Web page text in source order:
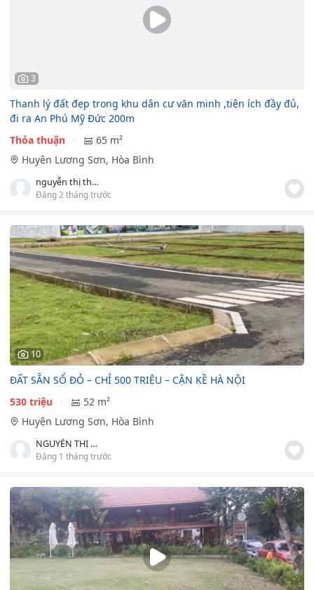
3
Thanh lý đất đẹp trong khu dân cư văn minh ,tiện ích đầy đủ,
đi ra An Phú Mỹ Đức 200m
Thỏa thuận
65 m²
Huyện Lương Sơn, Hòa Bình
nguyễn thị thu phương
Đăng 2 tháng trước
10
ĐẤT SẴN SỔ ĐỎ – CHỈ 500 TRIỆU – CẬN KỀ HÀ NỘI
530 triệu
52 m²
Huyện Lương Sơn, Hòa Bình
NGUYỄN THỊ HỒNG HÀ
Đăng 1 tháng trước